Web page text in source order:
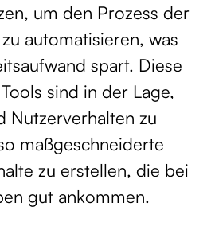
um den Prozess der
automatisieren, was
spart. Diese
sind in der Lage,
Nutzerverhalten zu
maßgeschneiderte
zu erstellen, die bei
gut ankommen.